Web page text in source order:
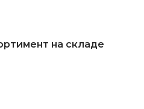
на складе